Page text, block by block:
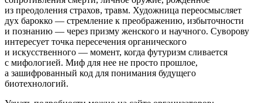
из преодоления страхов, травм. Художница переосмысляет
дух барокко — стремление к преображению, избыточности
и познанию — через призму женского и научного. Суворову
интересует точка пересечения органического
и искусственного — момент, когда футуризм сливается
с мифологией. Миф для нее не просто прошлое,
а зашифрованный код для понимания будущего
биотехнологий.